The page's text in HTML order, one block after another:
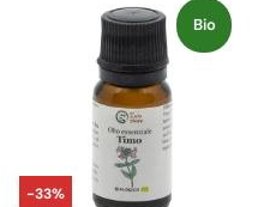
Bio
-33%